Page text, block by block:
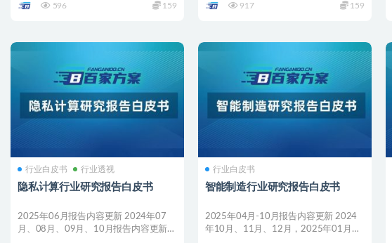
596
159
917
159
行业白皮书 行业透视
隐私计算行业研究报告白皮书
2025年06月报告内容更新 2024年07
月、08月、09月、10月报告内容更新
行业白皮书
智能制造行业研究报告白皮书
2025年04月-10月报告内容更新 2024
年10月、11月、12月，2025年01月、